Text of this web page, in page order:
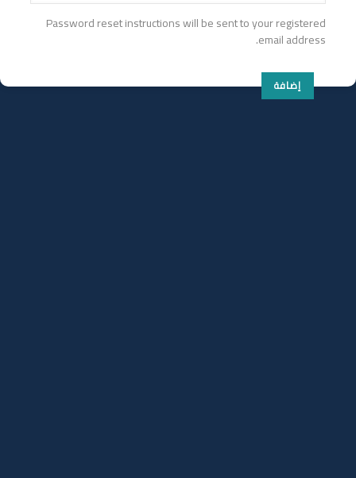
Password reset instructions will be sent to your registered
email address.